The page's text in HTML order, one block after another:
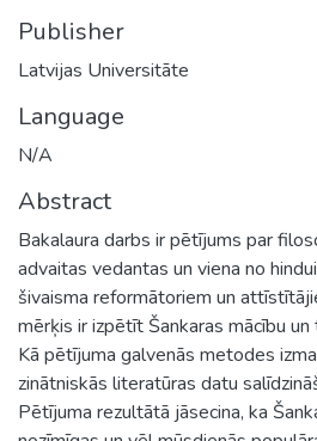
Publisher
Latvijas Universitāte
Language
N/A
Abstract
Bakalaura darbs ir pētījums par
advaitas vedantas un viena no
šivaisma reformātoriem un
mērķis ir izpētīt Šankaras mācību
Kā pētījuma galvenās metodes
zinātniskās literatūras datu
Pētījuma rezultātā jāsecina, ka